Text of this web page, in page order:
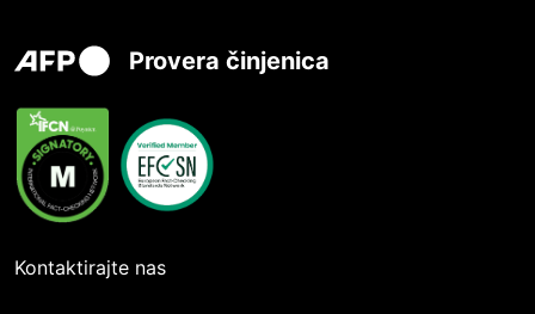
Provera činjenica
Kontaktirajte nas